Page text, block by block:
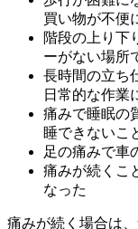
買い物が不便
階段の上り下
ーがない場所
長時間の立ち
日常的な作業
痛みで睡眠の
睡できないこ
足の痛みで車
痛みが続くこ
なった
痛みが続く場合は